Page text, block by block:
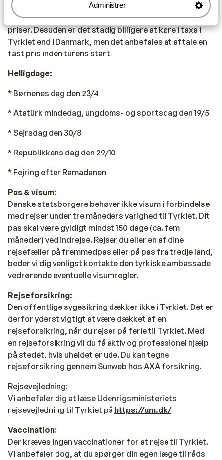
Administrer
som helst på ruten. De offentlige busser, der kører
mellem byerne, er af høj kvalitet og til meget rimelige
priser. Desuden er det stadig billigere at køre i taxa i
Tyrkiet end i Danmark, men det anbefales at aftale en
fast pris inden turens start.
Helligdage:
* Børnenes dag den 23/4
* Atatürk mindedag, ungdoms- og sportsdag den 19/5
* Sejrsdag den 30/8
* Republikkens dag den 29/10
* Fejring efter Ramadanen
Pas & visum:
Danske statsborgere behøver ikke visum i forbindelse
med rejser under tre måneders varighed til Tyrkiet. Dit
pas skal være gyldigt mindst 150 dage (ca. fem
måneder) ved indrejse. Rejser du eller en af dine
rejsefæller på fremmedpas eller på pas fra tredje land,
beder vi dig venligst kontakte den tyrkiske ambassade
vedrørende eventuelle visumregler.
Rejseforsikring:
Den offentlige sygesikring dækker ikke i Tyrkiet. Det er
derfor yderst vigtigt at være dækket af en
rejseforsikring, når du rejser på ferie til Tyrkiet. Med
en rejseforsikring vil du få aktiv og professionel hjælp
på stedet, hvis uheldet er ude. Du kan tegne
rejseforsikring gennem Sunweb hos AXA forsikring.
Rejsevejledning:
Vi anbefaler dig at læse Udenrigsministeriets
rejsevejledning til Tyrkiet på https://um.dk/
Vaccination:
Der kræves ingen vaccinationer for at rejse til Tyrkiet.
Vi anbefaler dog, at du spørger din egen læge til råds